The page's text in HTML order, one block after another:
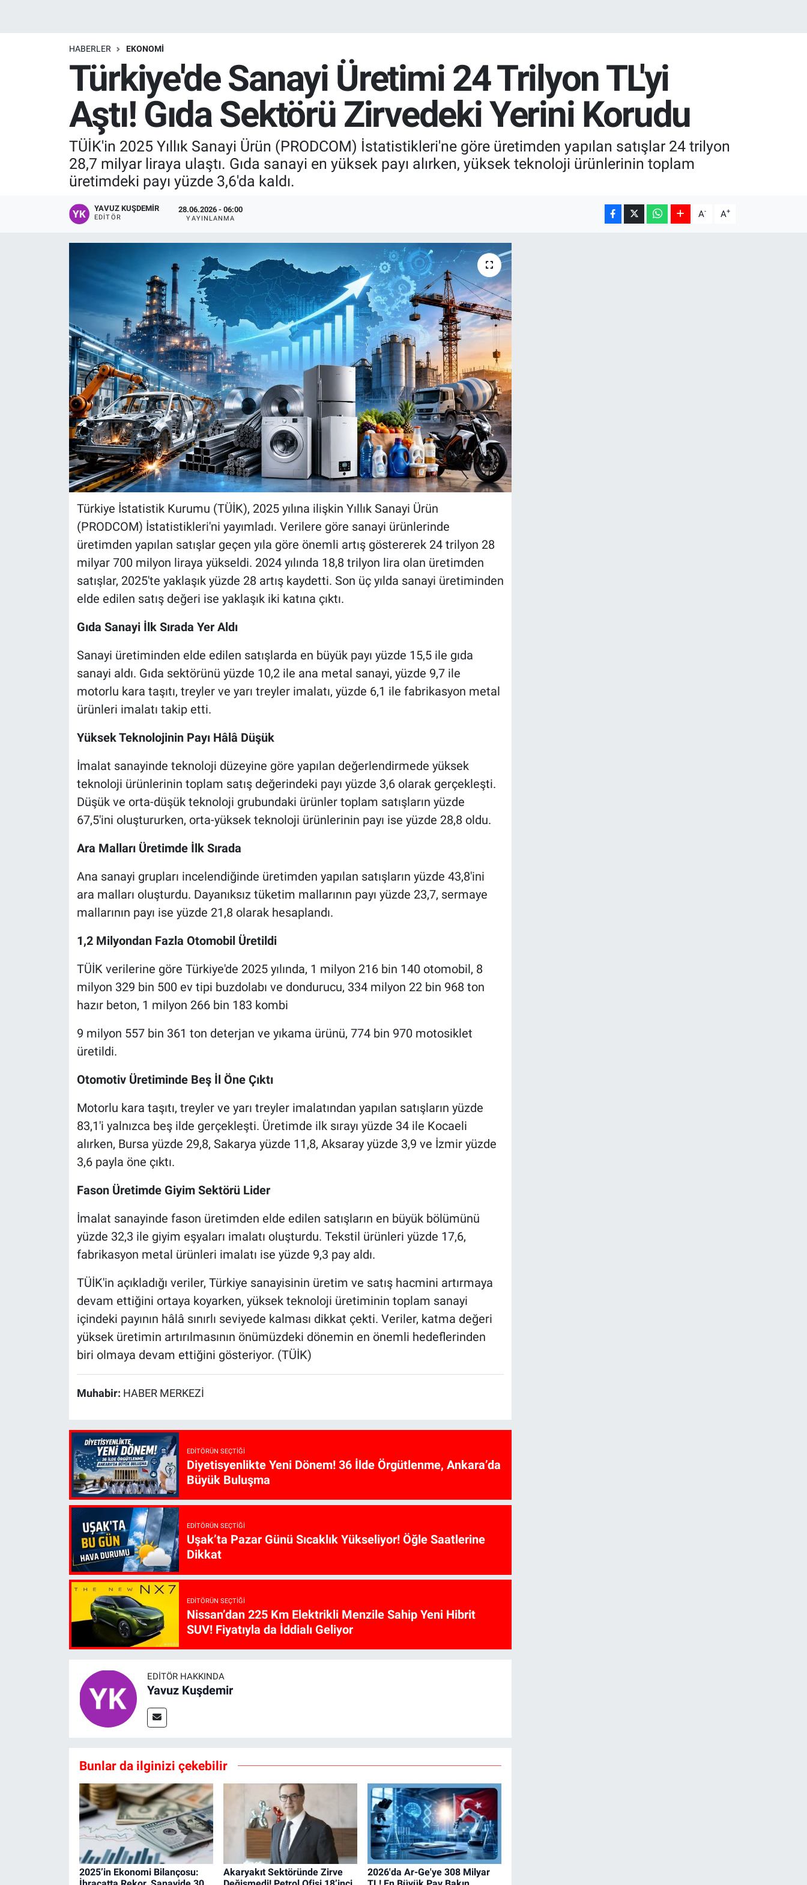
HABERLER EKONOMI
Türkiye'de Sanayi Üretimi 24 Trilyon TL'yi
Aştı! Gıda Sektörü Zirvedeki Yerini Korudu
TÜİK'in 2025 Yıllık Sanayi Ürün (PRODCOM) İstatistikleri'ne göre üretimden yapılan satışlar 24 trilyon
28,7 milyar liraya ulaştı. Gıda sanayi en yüksek payı alırken, yüksek teknoloji ürünlerinin toplam
üretimdeki payı yüzde 3,6'da kaldı.
YAVUZ KUŞDEMIR
EDITÖR
28.06.2026 - 06:00
YAYINLANMA A- A+
Türkiye İstatistik Kurumu (TÜİK), 2025 yılına ilişkin Yıllık Sanayi Ürün
(PRODCOM) İstatistikleri'ni yayımladı. Verilere göre sanayi ürünlerinde
üretimden yapılan satışlar geçen yıla göre önemli artış göstererek 24 trilyon 28
milyar 700 milyon liraya yükseldi. 2024 yılında 18,8 trilyon lira olan üretimden
satışlar, 2025'te yaklaşık yüzde 28 artış kaydetti. Son üç yılda sanayi üretiminden
elde edilen satış değeri ise yaklaşık iki katına çıktı.
Gıda Sanayi İlk Sırada Yer Aldı
Sanayi üretiminden elde edilen satışlarda en büyük payı yüzde 15,5 ile gıda
sanayi aldı. Gıda sektörünü yüzde 10,2 ile ana metal sanayi, yüzde 9,7 ile
motorlu kara taşıtı, treyler ve yarı treyler imalatı, yüzde 6,1 ile fabrikasyon metal
ürünleri imalatı takip etti.
Yüksek Teknolojinin Payı Hâlâ Düşük
İmalat sanayinde teknoloji düzeyine göre yapılan değerlendirmede yüksek
teknoloji ürünlerinin toplam satış değerindeki payı yüzde 3,6 olarak gerçekleşti.
Düşük ve orta-düşük teknoloji grubundaki ürünler toplam satışların yüzde
67,5'ini oluştururken, orta-yüksek teknoloji ürünlerinin payı ise yüzde 28,8 oldu.
Ara Malları Üretimde İlk Sırada
Ana sanayi grupları incelendiğinde üretimden yapılan satışların yüzde 43,8'ini
ara malları oluşturdu. Dayanıksız tüketim mallarının payı yüzde 23,7, sermaye
mallarının payı ise yüzde 21,8 olarak hesaplandı.
1,2 Milyondan Fazla Otomobil Üretildi
TÜİK verilerine göre Türkiye'de 2025 yılında, 1 milyon 216 bin 140 otomobil, 8
milyon 329 bin 500 ev tipi buzdolabı ve dondurucu, 334 milyon 22 bin 968 ton
hazır beton, 1 milyon 266 bin 183 kombi
9 milyon 557 bin 361 ton deterjan ve yıkama ürünü, 774 bin 970 motosiklet
üretildi.
Otomotiv Üretiminde Beş İl Öne Çıktı
Motorlu kara taşıtı, treyler ve yarı treyler imalatından yapılan satışların yüzde
83,1'i yalnızca beş ilde gerçekleşti. Üretimde ilk sırayı yüzde 34 ile Kocaeli
alırken, Bursa yüzde 29,8, Sakarya yüzde 11,8, Aksaray yüzde 3,9 ve İzmir yüzde
3,6 payla öne çıktı.
Fason Üretimde Giyim Sektörü Lider
İmalat sanayinde fason üretimden elde edilen satışların en büyük bölümünü
yüzde 32,3 ile giyim eşyaları imalatı oluşturdu. Tekstil ürünleri yüzde 17,6,
fabrikasyon metal ürünleri imalatı ise yüzde 9,3 pay aldı.
TÜİK'in açıkladığı veriler, Türkiye sanayisinin üretim ve satış hacmini artırmaya
devam ettiğini ortaya koyarken, yüksek teknoloji üretiminin toplam sanayi
içindeki payının hâlâ sınırlı seviyede kalması dikkat çekti. Veriler, katma değeri
yüksek üretimin artırılmasının önümüzdeki dönemin en önemli hedeflerinden
biri olmaya devam ettiğini gösteriyor. (TÜİK)
Muhabir: HABER MERKEZİ
EDITÖRÜN SEÇTIĞI
Diyetisyenlikte Yeni Dönem! 36 İlde Örgütlenme, Ankara’da
Büyük Buluşma
EDITÖRÜN SEÇTIĞI
Uşak’ta Pazar Günü Sıcaklık Yükseliyor! Öğle Saatlerine
Dikkat
EDITÖRÜN SEÇTIĞI
Nissan’dan 225 Km Elektrikli Menzile Sahip Yeni Hibrit
SUV! Fiyatıyla da İddialı Geliyor
EDITÖR HAKKINDA
Yavuz Kuşdemir
Bunlar da ilginizi çekebilir
2025’in Ekonomi Bilançosu:
Akaryakıt Sektöründe Zirve
2026'da Ar-Ge'ye 308 Milyar
Resmi İlanlar
Son Dakika
Uşak Haberleri